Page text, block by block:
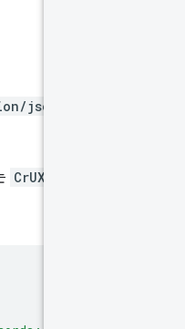
json
CrUXApiUtil